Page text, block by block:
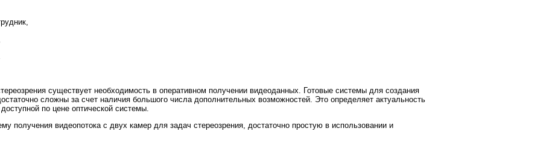
существует необходимость в оперативном получении видеоданных. Готовые системы для создания
сложны за счет наличия большого числа дополнительных возможностей. Это определяет актуальность
по цене оптической системы.
получения видеопотока с двух камер для задач стереозрения, достаточно простую в использовании и